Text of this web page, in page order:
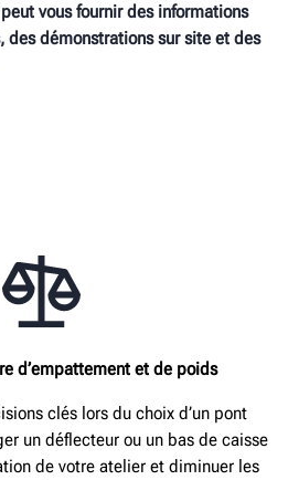
vous fournir des informations
démonstrations sur site et des
d’empattement et de poids
clés lors du choix d’un pont
un déflecteur ou un bas de caisse
de votre atelier et diminuer les